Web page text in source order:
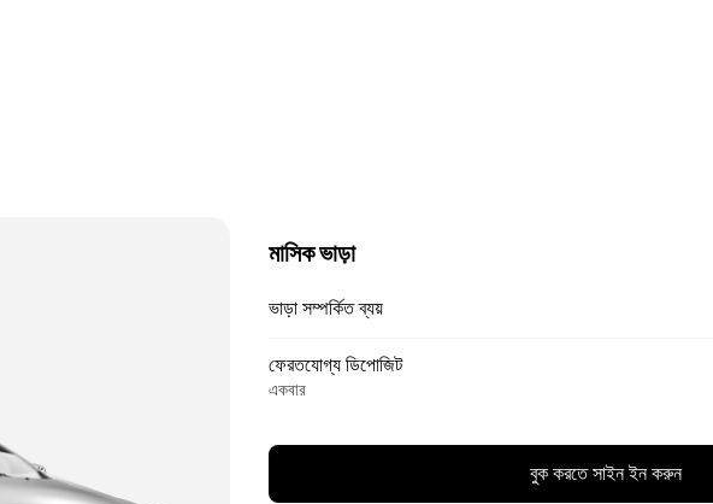
মাসিক ভাড়া
ভাড়া সম্পর্কিত ব্যয়
ফেরতযোগ্য ডিপোজিট
একবার
বুক করতে সাইন ইন করুন